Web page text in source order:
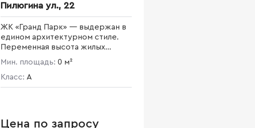
Пилюгина ул., 22
ЖК «Гранд Парк» — выдержан в
едином архитектурном стиле.
Переменная высота жилых
корпусов; фасады, облицованные
камнем “Rosser”, сочетания
эркеров, остекленных балконов
и лоджий создают сложный
Мин. площадь: 0 м²
Класс: A
Цена по запросу